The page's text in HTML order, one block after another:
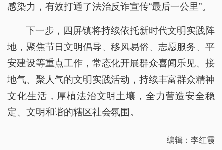
安建设等重点工作，常态化开展群众喜闻乐见、接
地气、聚人气的文明实践活动，持续丰富群众精神
文化生活，厚植法治文明土壤，全力营造安全稳
定、文明和谐的辖区社会氛围。
编辑：李红霞